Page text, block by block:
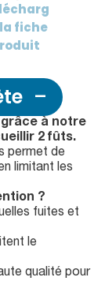
la fiche
à notre
2 fûts.
permet de
limitant les
?
fuites et
le
qualité pour